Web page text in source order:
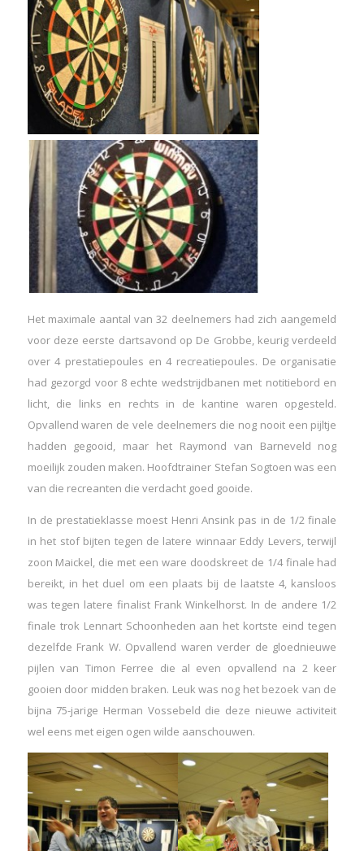
Het maximale aantal van 32 deelnemers had zich aangemeld
voor deze eerste dartsavond op De Grobbe, keurig verdeeld
over 4 prestatiepoules en 4 recreatiepoules. De organisatie
had gezorgd voor 8 echte wedstrijdbanen met notitiebord en
licht, die links en rechts in de kantine waren opgesteld.
Opvallend waren de vele deelnemers die nog nooit een pijltje
hadden gegooid, maar het Raymond van Barneveld nog
moeilijk zouden maken. Hoofdtrainer Stefan Sogtoen was een
van die recreanten die verdacht goed gooide.
In de prestatieklasse moest Henri Ansink pas in de 1/2 finale
in het stof bijten tegen de latere winnaar Eddy Levers, terwijl
zoon Maickel, die met een ware doodskreet de 1/4 finale had
bereikt, in het duel om een plaats bij de laatste 4, kansloos
was tegen latere finalist Frank Winkelhorst. In de andere 1/2
finale trok Lennart Schoonheden aan het kortste eind tegen
dezelfde Frank W. Opvallend waren verder de gloednieuwe
pijlen van Timon Ferree die al even opvallend na 2 keer
gooien door midden braken. Leuk was nog het bezoek van de
bijna 75-jarige Herman Vossebeld die deze nieuwe activiteit
wel eens met eigen ogen wilde aanschouwen.